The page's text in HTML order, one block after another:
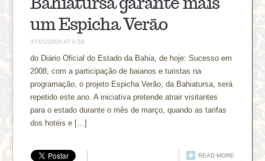
um Espicha Verão
07/01/2009 AT 6:59
do Diário Oficial do Estado da Bahia, de hoje: Sucesso em
2008, com a participação de baianos e turistas na
programação, o projeto Espicha Verão, da Bahiatursa, será
repetido este ano. A iniciativa pretende atrair visitantes
para o estado durante o mês de março, quando as tarifas
dos hotéis e […]
READ MORE